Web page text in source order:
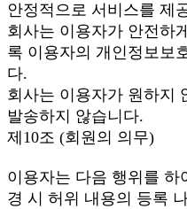
안정적으로 서비스를 제
회사는 이용자가 안전하
록 이용자의 개인정보보
다.
회사는 이용자가 원하지
발송하지 않습니다.
제10조 (회원의 의무)
이용자는 다음 행위를
경 시 허위 내용의 등록